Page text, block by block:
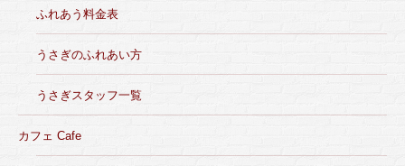
ふれあう料金表
うさぎのふれあい方
うさぎスタッフ一覧
カフェ Cafe